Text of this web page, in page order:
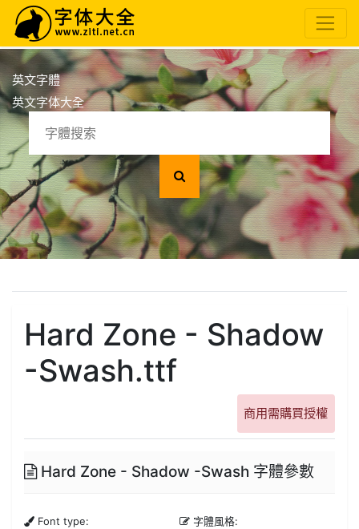
英文字體
英文字体大全
Hard Zone - Shadow
-Swash.ttf
商用需購買授權
Hard Zone - Shadow -Swash 字體參數
Font type: 字體風格: